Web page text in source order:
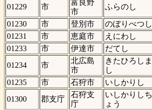
01229
市
富良野
市
ふらのし
01230 市 登別市 のぼりべつし
01231
市 恵庭市 えにわし
01233
市 伊達市 だてし
01234
市
北広島
市
きたひろしま
し
01235 市 石狩市 いしかりし
01300
郡支庁
石狩支
庁
いしかりしち
ょう